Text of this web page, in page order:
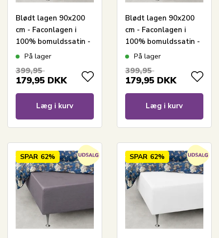
Blødt lagen 90x200
cm - Faconlagen i
100% bomuldssatin -
Hvidt boxlagen til
satin lagen
På lager
399,95
179,95 DKK
Læg i kurv
Blødt lagen 90x200
cm - Faconlagen i
100% bomuldssatin -
Lysegråt boxlagen til
satin lagen
På lager
399,95
179,95 DKK
Læg i kurv
SPAR 62% SPAR 62%